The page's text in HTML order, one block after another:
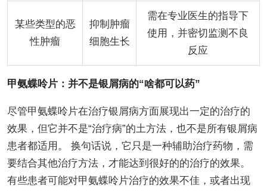
某些类型的恶
性肿瘤
抑制肿瘤
细胞生长
需在专业医生的指导下
使用，并密切监测不良
反应
甲氨蝶呤片：并不是银屑病的“啥都可以药”
尽管甲氨蝶呤片在治疗银屑病方面展现出一定的治疗的
效果，但它并不是“治疗病”的土方法，也不是所有银屑病
患者都适用。 换句话说，它只是一种辅助治疗药物，需
要结合其他治疗方法，才能达到很好的的治疗的效果。
有些患者可能对甲氨蝶呤片治疗的效果不佳，或者出现